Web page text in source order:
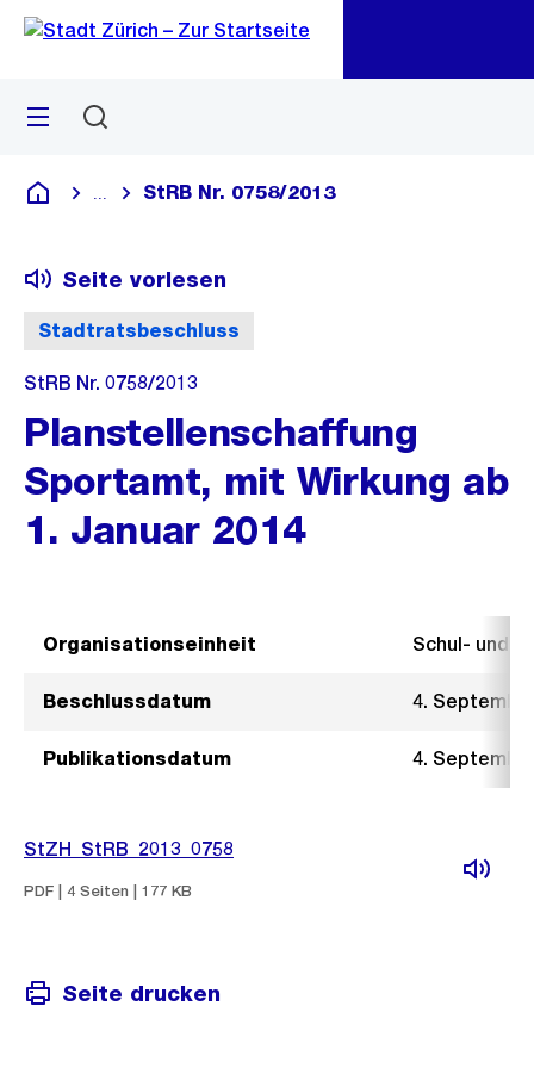
Navigation
Sprunglink
Menü
Deutsch
Blende alle Breadcrumbs ein
StRB Nr. 0758/2013
Stadtratsbeschluss
Seite vorlesen
StRB Nr. 0758/2013
Planstellenschaffung
Sportamt, mit Wirkung ab
1. Januar 2014
Organisationseinheit Schul- und
Beschlussdatum 4.
Publikationsdatum 4.
StZH_StRB_2013_0758
PDF | 4 Seiten | 177 KB
Seite drucken